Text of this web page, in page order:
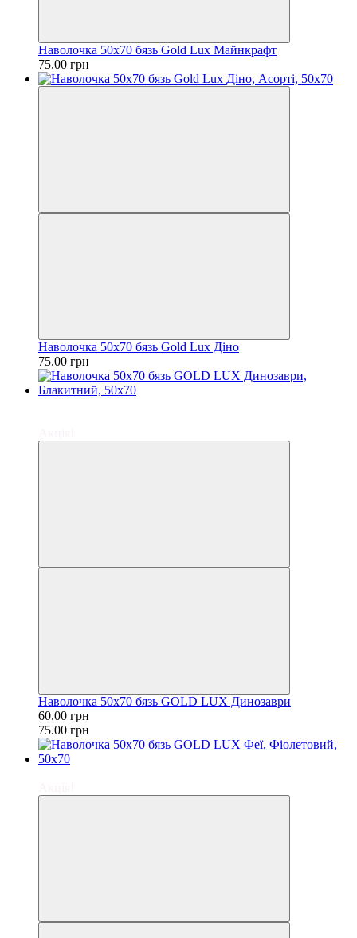
Наволочка 50х70 бязь Gold Lux Майнкрафт
75.00 грн
Наволочка 50х70 бязь Gold Lux Діно
75.00 грн
Наволочка 50х70 бязь GOLD LUX Динозаври
60.00 грн
75.00 грн